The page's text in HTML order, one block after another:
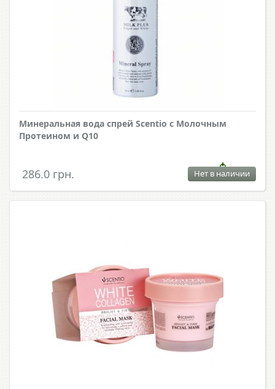
Минеральная вода спрей Scentio с Молочным
Протеином и Q10
286.0 грн. Нет в наличии